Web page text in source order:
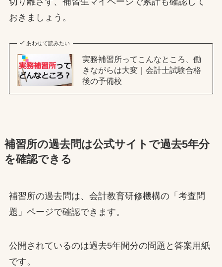
おきましょう。
あわせて読みたい
実務補習所ってこんなところ、働
きながらは大変｜会計士試験合格
後の予備校
補習所の過去問は公式サイトで過去5年分
を確認できる
補習所の過去問は、会計教育研修機構の「考査問
題」ページで確認できます。
公開されているのは過去5年間分の問題と答案用紙
です。